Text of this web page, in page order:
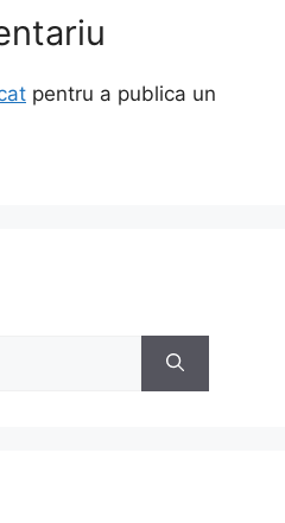
pentru a publica un